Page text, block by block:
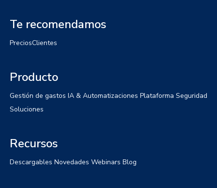
Te recomendamos
PreciosClientes
Producto
Gestión de gastos IA & Automatizaciones Plataforma Seguridad
Soluciones
Recursos
Descargables Novedades Webinars Blog